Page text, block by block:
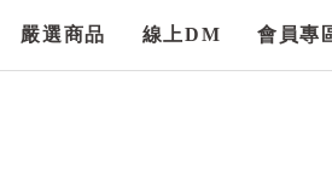
嚴選商品 線上DM 會員專